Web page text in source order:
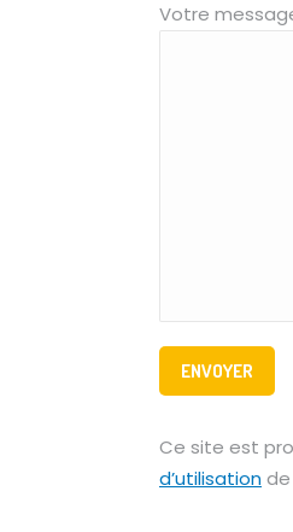
Votre
Ce site est
d’utilisationde